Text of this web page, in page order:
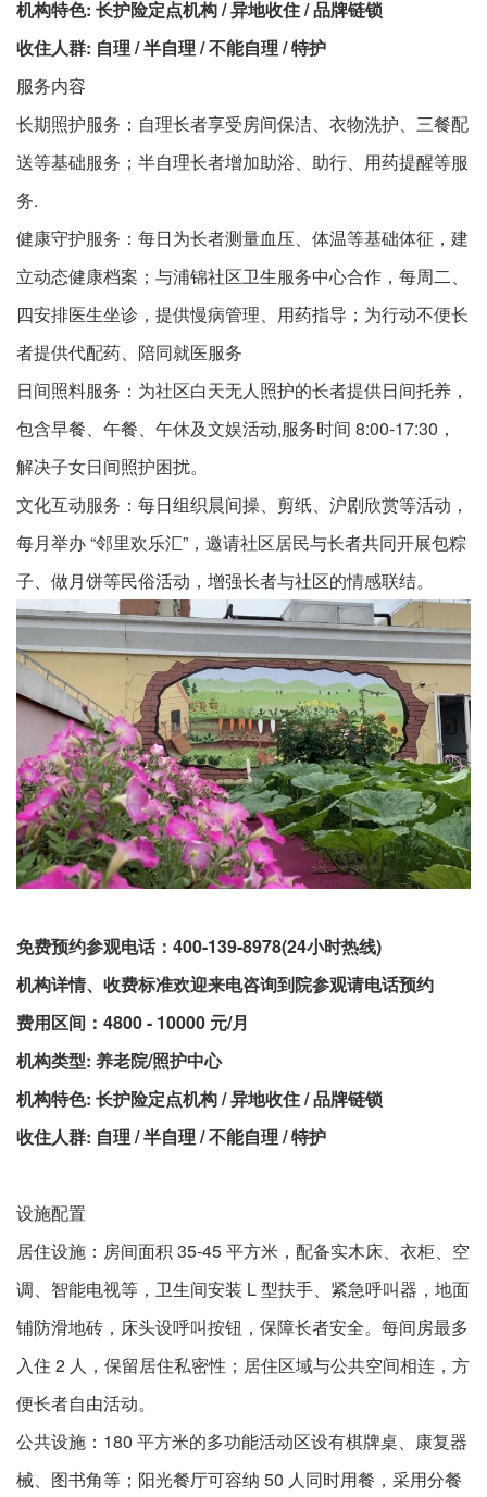
机构特色: 长护险定点机构 / 异地收住 / 品牌链锁
收住人群: 自理 / 半自理 / 不能自理 / 特护
服务内容​
长期照护服务：自理长者享受房间保洁、衣物洗护、三餐配
送等基础服务；半自理长者增加助浴、助行、用药提醒等服
务.
健康守护服务：每日为长者测量血压、体温等基础体征，建
立动态健康档案；与浦锦社区卫生服务中心合作，每周二、
四安排医生坐诊，提供慢病管理、用药指导；为行动不便长
者提供代配药、陪同就医服务
日间照料服务：为社区白天无人照护的长者提供日间托养，
包含早餐、午餐、午休及文娱活动,服务时间 8:00-17:30，
解决子女日间照护困扰。​
文化互动服务：每日组织晨间操、剪纸、沪剧欣赏等活动，
每月举办 “邻里欢乐汇”，邀请社区居民与长者共同开展包粽
子、做月饼等民俗活动，增强长者与社区的情感联结。​
免费预约参观电话：400-139-8978(24小时热线)
机构详情、收费标准欢迎来电咨询到院参观请电话预约
费用区间：4800 - 10000 元/月
机构类型: 养老院/照护中心
机构特色: 长护险定点机构 / 异地收住 / 品牌链锁
收住人群: 自理 / 半自理 / 不能自理 / 特护
设施配置​
居住设施：房间面积 35-45 平方米，配备实木床、衣柜、空
调、智能电视等，卫生间安装 L 型扶手、紧急呼叫器，地面
铺防滑地砖，床头设呼叫按钮，保障长者安全。每间房最多
入住 2 人，保留居住私密性；居住区域与公共空间相连，方
便长者自由活动。​
公共设施：180 平方米的多功能活动区设有棋牌桌、康复器
械、图书角等；阳光餐厅可容纳 50 人同时用餐，采用分餐